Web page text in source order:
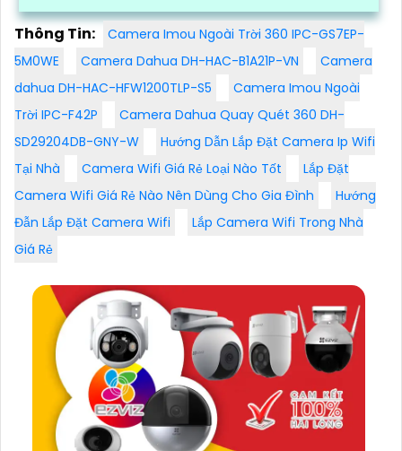
Thông Tin:
Camera Imou Ngoài Trời 360 IPC-GS7EP-
5M0WE
Camera Dahua DH-HAC-B1A21P-VN
Camera
dahua DH-HAC-HFW1200TLP-S5
Camera Imou Ngoài
Trời IPC-F42P
Camera Dahua Quay Quét 360 DH-
SD29204DB-GNY-W
Hướng Dẫn Lắp Đặt Camera Ip Wifi
Tại Nhà
Camera Wifi Giá Rẻ Loại Nào Tốt
Lắp Đặt
Camera Wifi Giá Rẻ Nào Nên Dùng Cho Gia Đình
Hướng
Đẫn Lắp Đặt Camera Wifi
Lắp Camera Wifi Trong Nhà
Giá Rẻ